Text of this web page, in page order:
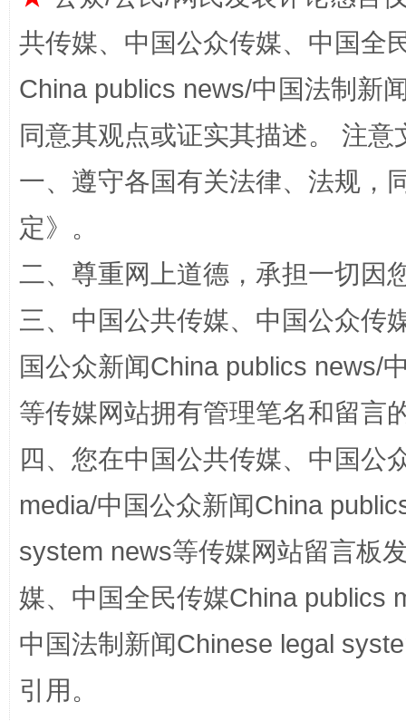
共传媒、中国公众传媒、中国全
China publics news/中国法制新
同意其观点或证实其描述。 注
一、遵守各国有关法律、法规，
定》。
二、尊重网上道德，承担一切因
三、中国公共传媒、中国公众传
国公众新闻China publics news/
等传媒网站拥有管理笔名和留言
四、您在中国公共传媒、中国公
media/中国公众新闻China
system news等传媒网站留言板
媒、中国全民传媒China publics
中国法制新闻Chinese legal
引用。